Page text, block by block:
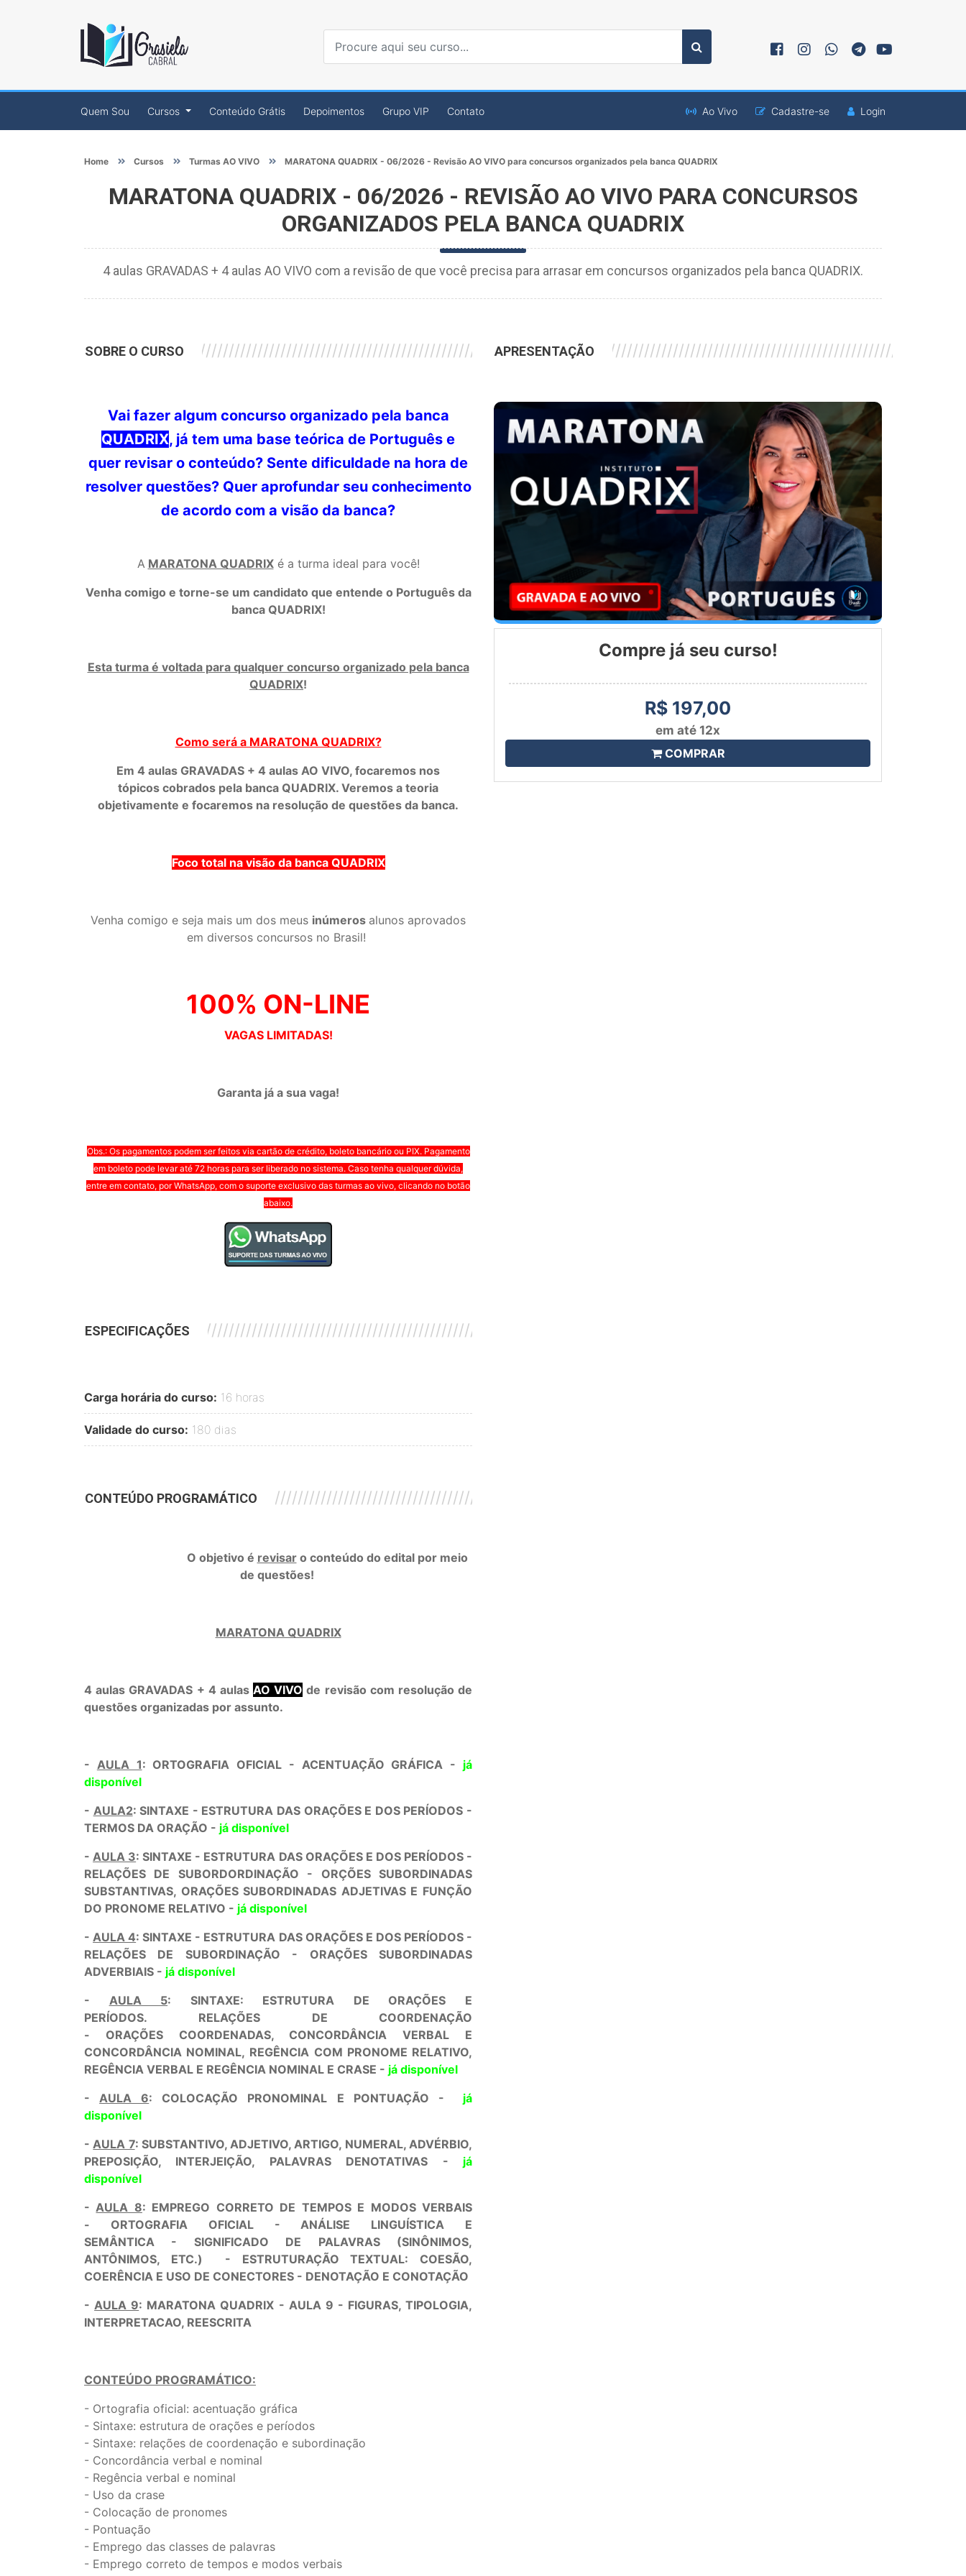
Quem Sou Cursos Conteúdo Grátis Depoimentos Grupo VIP Contato Ao Vivo Cadastre-se Login
Home Cursos Turmas AO VIVO MARATONA QUADRIX - 06/2026 - Revisão AO VIVO para concursos organizados pela banca QUADRIX
MARATONA QUADRIX - 06/2026 - REVISÃO AO VIVO PARA CONCURSOS
ORGANIZADOS PELA BANCA QUADRIX
4 aulas GRAVADAS + 4 aulas AO VIVO com a revisão de que você precisa para arrasar em concursos organizados pela banca QUADRIX.
APRESENTAÇÃO
Compre já seu curso!
R$ 197,00
em até 12x
COMPRAR
SOBRE O CURSO
Vai fazer algum concurso organizado pela banca
QUADRIX, já tem uma base teórica de Português e
quer revisar o conteúdo? Sente dificuldade na hora de
resolver questões? Quer aprofundar seu conhecimento
de acordo com a visão da banca?
A MARATONA QUADRIXé a turma ideal para você!
Venha comigo e torne-se um candidato que entende o Português da
banca QUADRIX!
Esta turma é voltada para qualquer concurso organizado pela banca
QUADRIX!
Como será a MARATONA QUADRIX?
Em 4 aulas GRAVADAS + 4 aulas AO VIVO, focaremos nos
tópicos cobrados pela banca QUADRIX. Veremos a teoria
objetivamente e focaremos na resolução de questões da banca.
Foco total na visão da banca QUADRIX
Venha comigo e seja mais um dos meus inúmeros alunos aprovados
em diversos concursos no Brasil!
100% ON-LINE
VAGAS LIMITADAS!
Garanta já a sua vaga!
Obs.: Os pagamentos podem ser feitos via cartão de crédito, boleto bancário ou PIX. Pagamento
em boleto pode levar até 72 horas para ser liberado no sistema. Caso tenha qualquer dúvida,
entre em contato, por WhatsApp, com o suporte exclusivo das turmas ao vivo, clicando no botão
abaixo.
ESPECIFICAÇÕES
Carga horária do curso: 16 horas
Validade do curso: 180 dias
CONTEÚDO PROGRAMÁTICO
O objetivo é revisaro conteúdo do edital por meio
de questões!
MARATONA QUADRIX
4 aulas GRAVADAS + 4 aulas AO VIVO de revisão com resolução de
questões organizadas por assunto.
- AULA 1: ORTOGRAFIA OFICIAL - ACENTUAÇÃO GRÁFICA - já
disponível
- AULA2: SINTAXE - ESTRUTURA DAS ORAÇÕES E DOS PERÍODOS -
TERMOS DA ORAÇÃO - já disponível
-AULA 3: SINTAXE - ESTRUTURA DAS ORAÇÕES E DOS PERÍODOS -
RELAÇÕES DE SUBORDORDINAÇÃO - ORÇÕES SUBORDINADAS
SUBSTANTIVAS, ORAÇÕES SUBORDINADAS ADJETIVAS E FUNÇÃO
DO PRONOME RELATIVO - já disponível
-AULA 4: SINTAXE - ESTRUTURA DAS ORAÇÕES E DOS PERÍODOS -
RELAÇÕES DE SUBORDINAÇÃO - ORAÇÕES SUBORDINADAS
ADVERBIAIS - já disponível
- AULA 5: SINTAXE: ESTRUTURA DE ORAÇÕES E
PERÍODOS. RELAÇÕES DE COORDENAÇÃO
- ORAÇÕES COORDENADAS, CONCORDÂNCIA VERBAL E
CONCORDÂNCIA NOMINAL, REGÊNCIA COM PRONOME RELATIVO,
REGÊNCIA VERBAL E REGÊNCIA NOMINAL E CRASE - já disponível
-AULA 6: COLOCAÇÃO PRONOMINAL E PONTUAÇÃO - já
disponível
-AULA 7: SUBSTANTIVO, ADJETIVO, ARTIGO, NUMERAL, ADVÉRBIO,
PREPOSIÇÃO, INTERJEIÇÃO, PALAVRAS DENOTATIVAS - já
disponível
-AULA 8: EMPREGO CORRETO DE TEMPOS E MODOS VERBAIS
- ORTOGRAFIA OFICIAL - ANÁLISE LINGUÍSTICA E
SEMÂNTICA - SIGNIFICADO DE PALAVRAS (SINÔNIMOS,
ANTÔNIMOS, ETC.) - ESTRUTURAÇÃO TEXTUAL: COESÃO,
COERÊNCIA E USO DE CONECTORES - DENOTAÇÃO E CONOTAÇÃO
-AULA 9: MARATONA QUADRIX - AULA 9 - FIGURAS, TIPOLOGIA,
INTERPRETACAO, REESCRITA
CONTEÚDO PROGRAMÁTICO:
- Ortografia oficial: acentuação gráfica
- Sintaxe: estrutura de orações e períodos
- Sintaxe: relações de coordenação e subordinação
- Concordância verbal e nominal
- Regência verbal e nominal
- Uso da crase
- Colocação de pronomes
- Pontuação
- Emprego das classes de palavras
- Emprego correto de tempos e modos verbais